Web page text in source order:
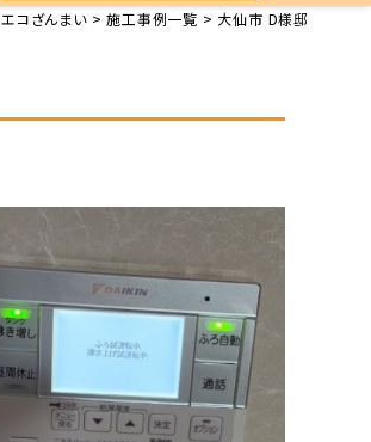
エコざんまい 施工事例一覧 大仙市 D様邸